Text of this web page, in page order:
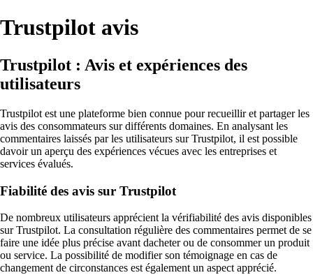
Trustpilot avis
Trustpilot : Avis et expériences des
utilisateurs
Trustpilot est une plateforme bien connue pour recueillir et partager les
avis des consommateurs sur différents domaines. En analysant les
commentaires laissés par les utilisateurs sur Trustpilot, il est possible
davoir un aperçu des expériences vécues avec les entreprises et
services évalués.
Fiabilité des avis sur Trustpilot
De nombreux utilisateurs apprécient la vérifiabilité des avis disponibles
sur Trustpilot. La consultation régulière des commentaires permet de se
faire une idée plus précise avant dacheter ou de consommer un produit
ou service. La possibilité de modifier son témoignage en cas de
changement de circonstances est également un aspect apprécié.